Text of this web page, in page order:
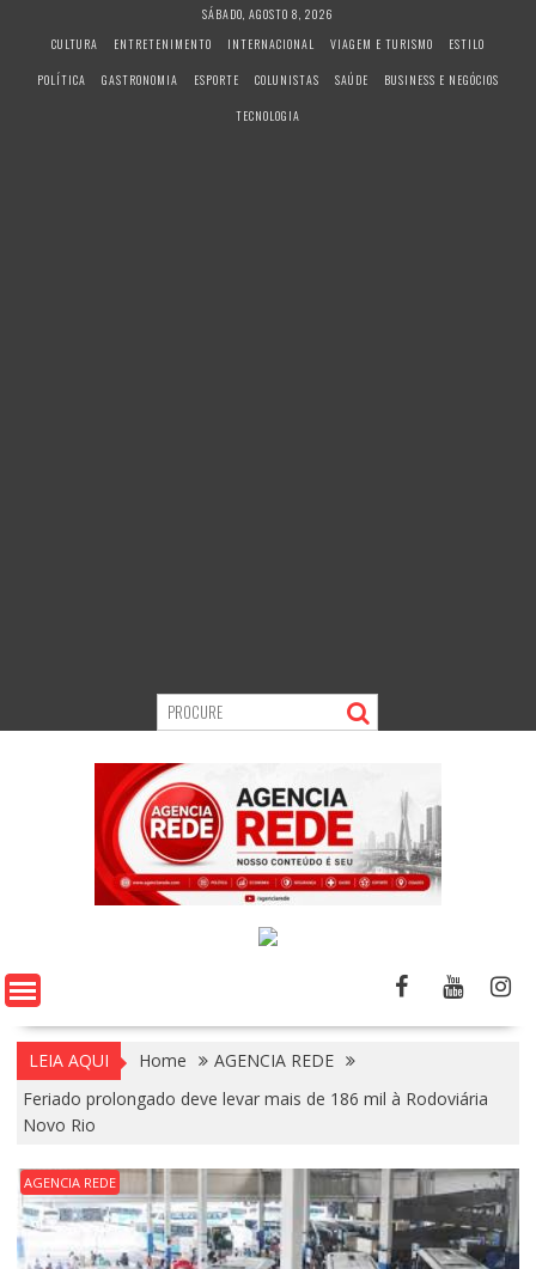
SÁBADO, AGOSTO 8, 2026
CULTURA
ENTRETENIMENTO INTERNACIONAL VIAGEM E TURISMO
ESTILO
POLÍTICA
GASTRONOMIA ESPORTE COLUNISTAS SAÚDE
BUSINESS E NEGÓCIOS
TECNOLOGIA
LEIA AQUI Home
AGENCIA REDE
Feriado prolongado deve levar mais de 186 mil à Rodoviária
Novo Rio
AGENCIA REDE